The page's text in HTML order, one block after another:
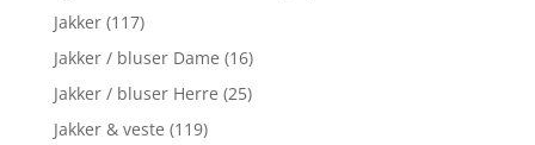
Jakker (117)
Jakker / bluser Dame (16)
Jakker / bluser Herre (25)
Jakker & veste (119)